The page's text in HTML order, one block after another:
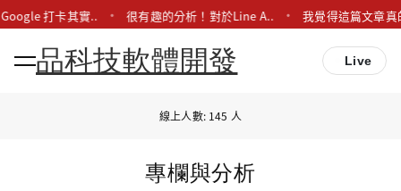
打卡其實.. 很有趣的分析！對於Line A.. 我覺得這篇文章
品科技軟體開發 Live
線上人數: 145 人
專欄與分析